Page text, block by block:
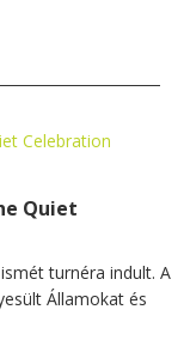
Quiet
turnéra indult. A
Államokat és